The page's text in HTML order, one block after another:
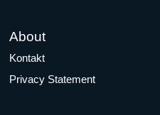
About
Kontakt
Privacy Statement